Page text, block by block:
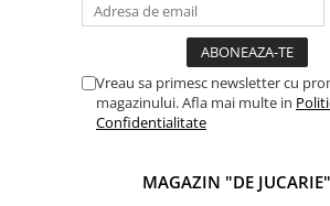
Cadou copii 7 ani
Cadou copii 9 ani
Cadou copii 10 ani
Cadou copii 12 ani
Vreau sa primesc newsletter cu
magazinului. Afla mai multe in
Confidentialitate
MAGAZIN "DE JUCARIE"